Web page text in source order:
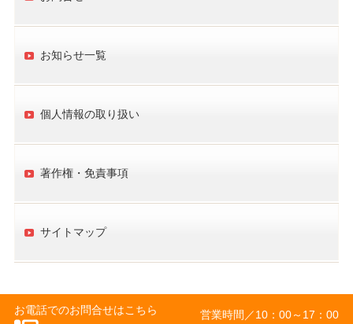
お知らせ一覧
個人情報の取り扱い
著作権・免責事項
サイトマップ
お電話でのお問合せはこちら 営業時間／10：00～17：00